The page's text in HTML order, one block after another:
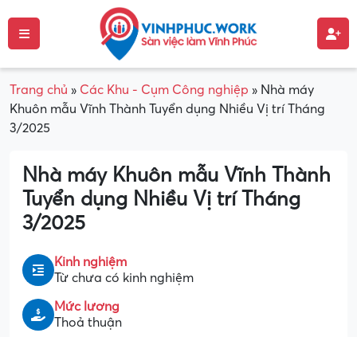
Trang chủ » Các Khu - Cụm Công nghiệp » Nhà máy
Khuôn mẫu Vĩnh Thành Tuyển dụng Nhiều Vị trí Tháng
3/2025
Nhà máy Khuôn mẫu Vĩnh Thành
Tuyển dụng Nhiều Vị trí Tháng
3/2025
Kinh nghiệm
Từ chưa có kinh nghiệm
Mức lương
Thoả thuận